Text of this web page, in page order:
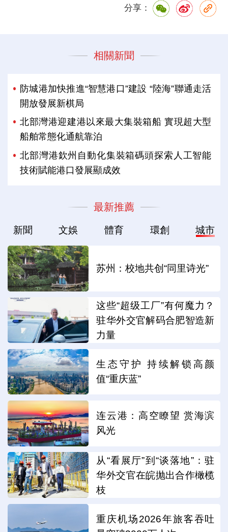
分享：
相關新聞
防城港加快推進“智慧港口”建設 “陸海”聯通走活
開放發展新棋局
北部灣港迎建港以來最大集裝箱船 實現超大型
船舶常態化通航靠泊
北部灣港欽州自動化集裝箱碼頭探索人工智能
技術賦能港口發展顯成效
最新推薦
新聞 文娛 體育 環創 城市
苏州：校地共创“同里诗光”
这些“超级工厂”有何魔力？
驻华外交官解码合肥智造新
力量
生态守护 持续解锁高颜
值“重庆蓝”
连云港：高空瞭望 赏海滨
风光
从“看展厅”到“谈落地”：驻
华外交官在皖抛出合作橄榄
枝
重庆机场2026年旅客吞吐